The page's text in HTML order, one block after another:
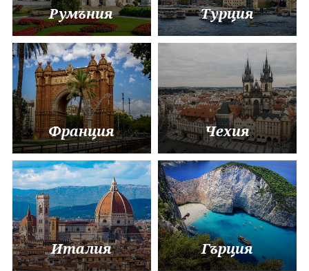
Румъния Турция
Франция Чехия
Италия Гърция